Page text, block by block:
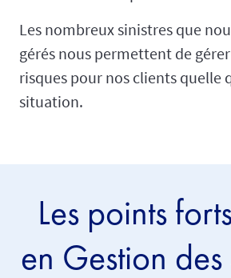
Les nombreux sinistres que
gérés nous permettent de
risques pour nos clients quelle
situation.
Les points
en Gestion des